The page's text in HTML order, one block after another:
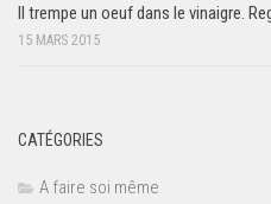
Il trempe un oeuf dans le vinaigre.
15 MARS 2015
CATÉGORIES
A faire soi même